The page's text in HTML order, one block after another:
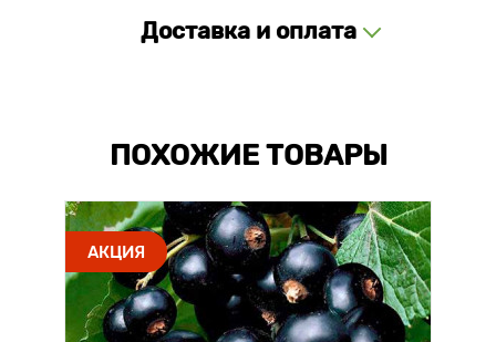
Доставка и оплата
ПОХОЖИЕ ТОВАРЫ
АКЦИЯ